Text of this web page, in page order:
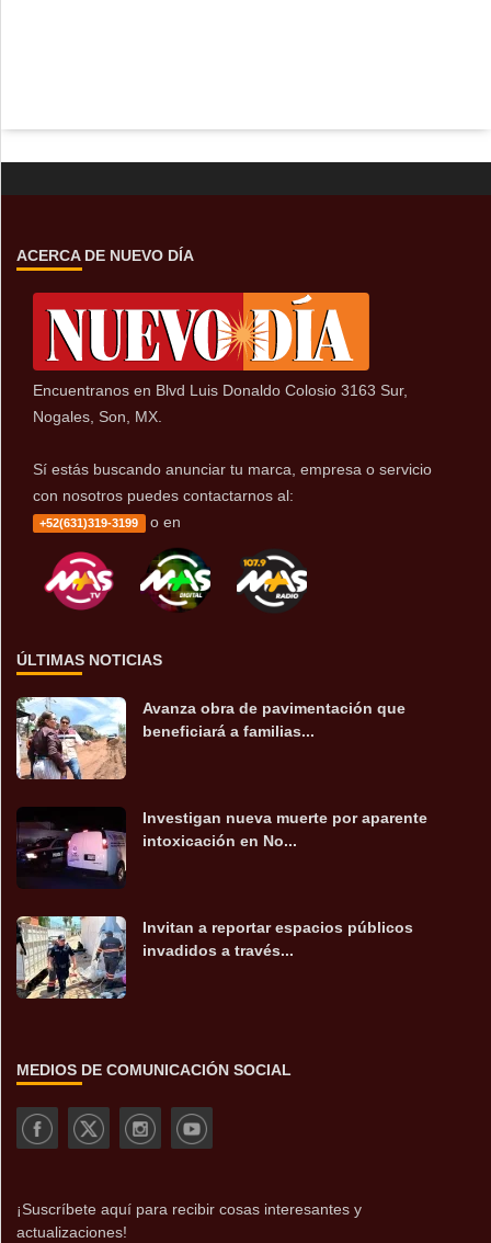
ACERCA DE NUEVO DÍA
Encuentranos en Blvd Luis Donaldo Colosio 3163 Sur,
Nogales, Son, MX.
Sí estás buscando anunciar tu marca, empresa o servicio
con nosotros puedes contactarnos al:
+52(631)319-3199 o en
ÚLTIMAS NOTICIAS
Avanza obra de pavimentación que
beneficiará a familias...
Investigan nueva muerte por aparente
intoxicación en No...
Invitan a reportar espacios públicos
invadidos a través...
MEDIOS DE COMUNICACIÓN SOCIAL
¡Suscríbete aquí para recibir cosas interesantes y
actualizaciones!